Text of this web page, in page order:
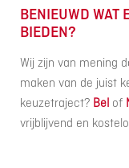
BENIEUWD WAT
BIEDEN?
Wij zijn van mening
maken van de juist
keuzetraject? Bel of
vrijblijvend en